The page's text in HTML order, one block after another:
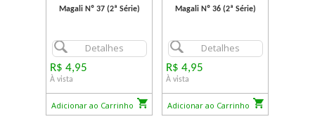
Magali Nº 37 (2ª Série)
Detalhes
R$ 4,95
À vista
Adicionar ao Carrinho
Magali Nº 36 (2ª Série)
Detalhes
R$ 4,95
À vista
Adicionar ao Carrinho